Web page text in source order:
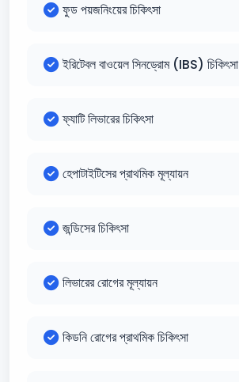
ফুড পয়জনিংয়ের চিকিৎসা
ইরিটেবল বাওয়েল সিনড্রোম (IBS) চিকিৎসা
ফ্যাটি লিভারের চিকিৎসা
হেপাটাইটিসের প্রাথমিক মূল্যায়ন
জন্ডিসের চিকিৎসা
লিভারের রোগের মূল্যায়ন
কিডনি রোগের প্রাথমিক চিকিৎসা